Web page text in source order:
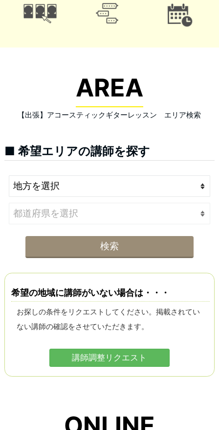
【出張】アコースティックギターレッスン エリア検索
AREA
■ 希望エリアの講師を探す
希望の地域に講師がいない場合は・・・
お探しの条件をリクエストしてください。掲載されてい
ない講師の確認をさせていただきます。
講師調整リクエスト